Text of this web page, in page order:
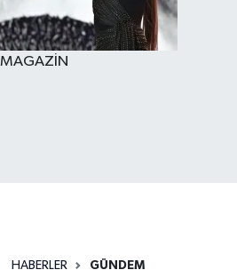
MAGAZİN
HABERLER GÜNDEM